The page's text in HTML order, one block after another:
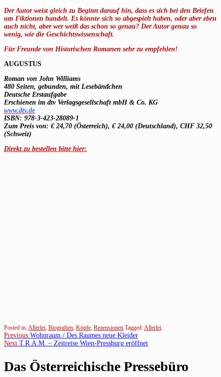
Der Autor weist gleich zu Beginn darauf hin, dass es sich bei den Briefen
um Fiktionen handelt. Es könnte sich so abgespielt haben, oder aber eben
auch nicht, aber wer weiß das schon so genau? Der Autor genau so
wenig, wie die Geschichtswissenschaft.
Für Freunde von Historischen Romanen sehr zu empfehlen!
AUGUSTUS
Roman von John Williams
480 Seiten, gebunden, mit Lesebändchen
Deutsche Erstaufgabe
Erschienen im dtv Verlagsgesellschaft mbH & Co. KG
www.dtv.de
ISBN: 978-3-423-28089-1
Zum Preis von: € 24,70 (Österreich), € 24,00 (Deutschland), CHF 32,50
(Schweiz)
Direkt zu bestellen bitte hier:
Posted in: Allerlei Biografien Köpfe Rezensionen Tagged: Allerlei
Beitragsnavigation
Previous Previous
post:
Wohnraum / Des Raumes neue Kleider
Next Next
T.R.A.M. – Zeitreise Wien-Pressburg eröffnet
Das Österreichische Pressebüro